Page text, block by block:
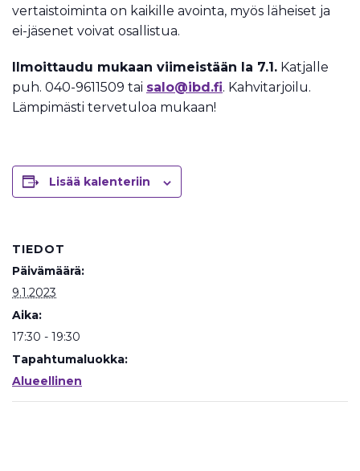
vertaistoiminta on kaikille avointa, myös läheiset ja
ei-jäsenet voivat osallistua.
Ilmoittaudu mukaan viimeistään la 7.1. Katjalle
puh. 040-9611509 tai salo@ibd.fi. Kahvitarjoilu.
Lämpimästi tervetuloa mukaan!
Lisää kalenteriin
TIEDOT
Päivämäärä:
9.1.2023
Aika:
17:30 - 19:30
Tapahtumaluokka:
Alueellinen